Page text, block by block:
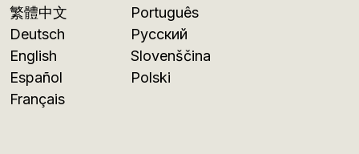
繁體中文
Deutsch
English
Español
Français
Português
Русский
Slovenščina
Polski